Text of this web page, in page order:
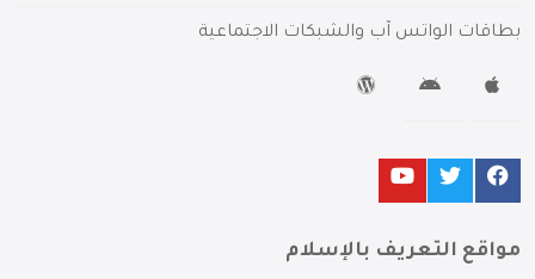
بطاقات الواتس آب والشبكات الاجتماعية
مواقع التعريف بالإسلام